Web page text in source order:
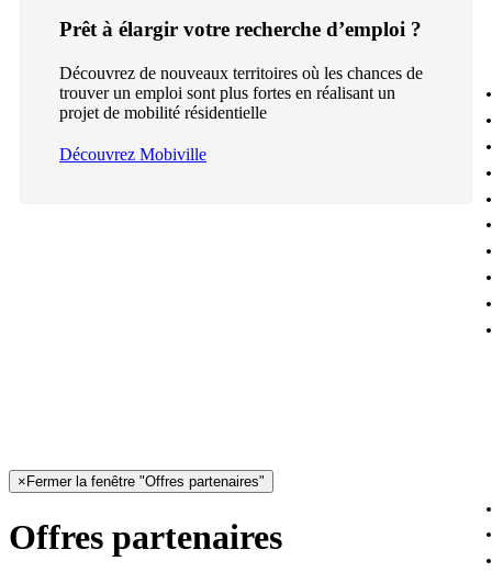
Prêt à élargir votre recherche d’emploi ?
Découvrez de nouveaux territoires où les chances de
trouver un emploi sont plus fortes en réalisant un
projet de mobilité résidentielle
Découvrez Mobiville
× Fermer la fenêtre "Offres partenaires"
Offres partenaires